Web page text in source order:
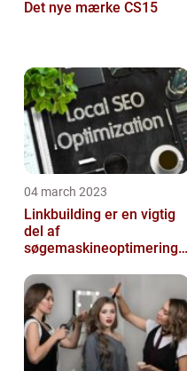
Det nye mærke CS15
04 march 2023
Linkbuilding er en vigtig
del af
søgemaskineoptimeringe